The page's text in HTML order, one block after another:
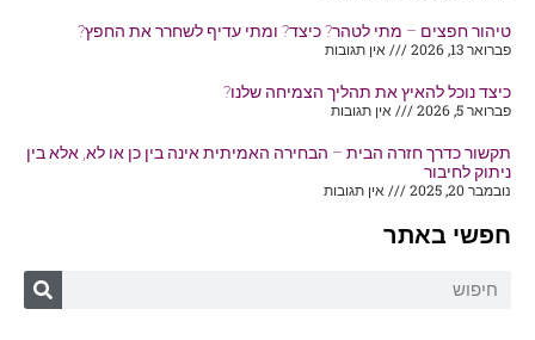
טיהור חפצים – מתי לטהר? כיצד? ומתי עדיף לשחרר את החפץ?
פברואר 13, 2026
אין תגובות
כיצד נוכל להאיץ את תהליך הצמיחה שלנו?
פברואר 5, 2026
אין תגובות
תקשור כדרך חזרה הבית – הבחירה האמיתית אינה בין כן או לא, אלא בין
ניתוק לחיבור
נובמבר 20, 2025
אין תגובות
חפשי באתר